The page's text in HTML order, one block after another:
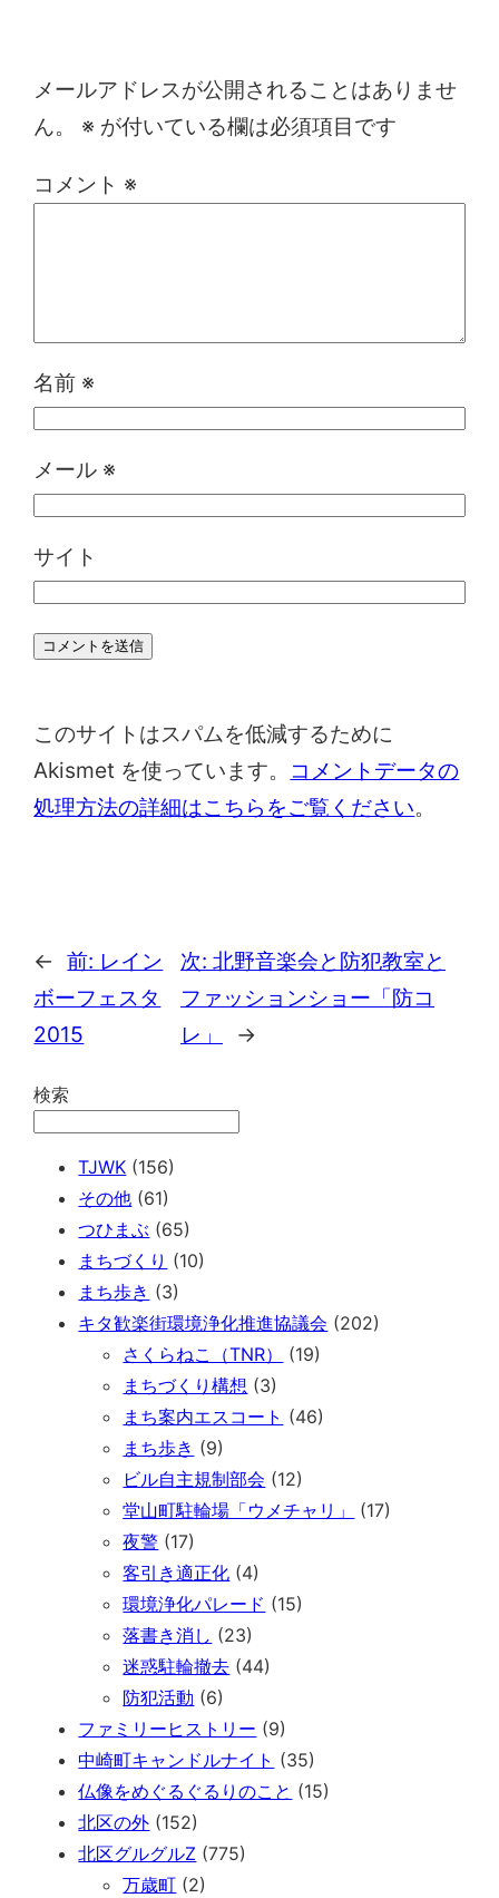
メールアドレスが公開されることはありませ
ん。
※ が付いている欄は必須項目です
コメント ※
名前 ※
メール ※
サイト
このサイトはスパムを低減するために
Akismet を使っています。
コメントデータの
処理方法の詳細はこちらをご覧ください。
← 前: レイン
ボーフェスタ
2015
次:北野音楽会と防犯教室と
ファッションショー「防コ
レ」
→
検索
TJWK (156)
その他 (61)
つひまぶ (65)
まちづくり (10)
まち歩き (3)
キタ歓楽街環境浄化推進協議会 (202)
さくらねこ（TNR）
(19)
まちづくり構想 (3)
まち案内エスコート (46)
まち歩き (9)
ビル自主規制部会 (12)
堂山町駐輪場「ウメチャリ」
(17)
夜警 (17)
客引き適正化 (4)
環境浄化パレード (15)
落書き消し (23)
迷惑駐輪撤去 (44)
防犯活動 (6)
ファミリーヒストリー (9)
中崎町キャンドルナイト (35)
仏像をめぐるぐるりのこと (15)
北区の外 (152)
北区グルグルZ (775)
万歳町 (2)